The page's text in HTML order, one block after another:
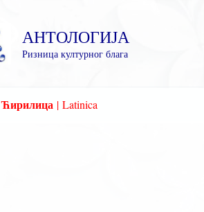
АНТОЛОГИЈА
Ризница културног блага
Ћирилица | Latinica